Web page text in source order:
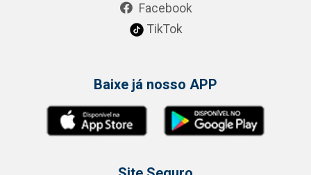
Facebook
TikTok
Baixe já nosso APP